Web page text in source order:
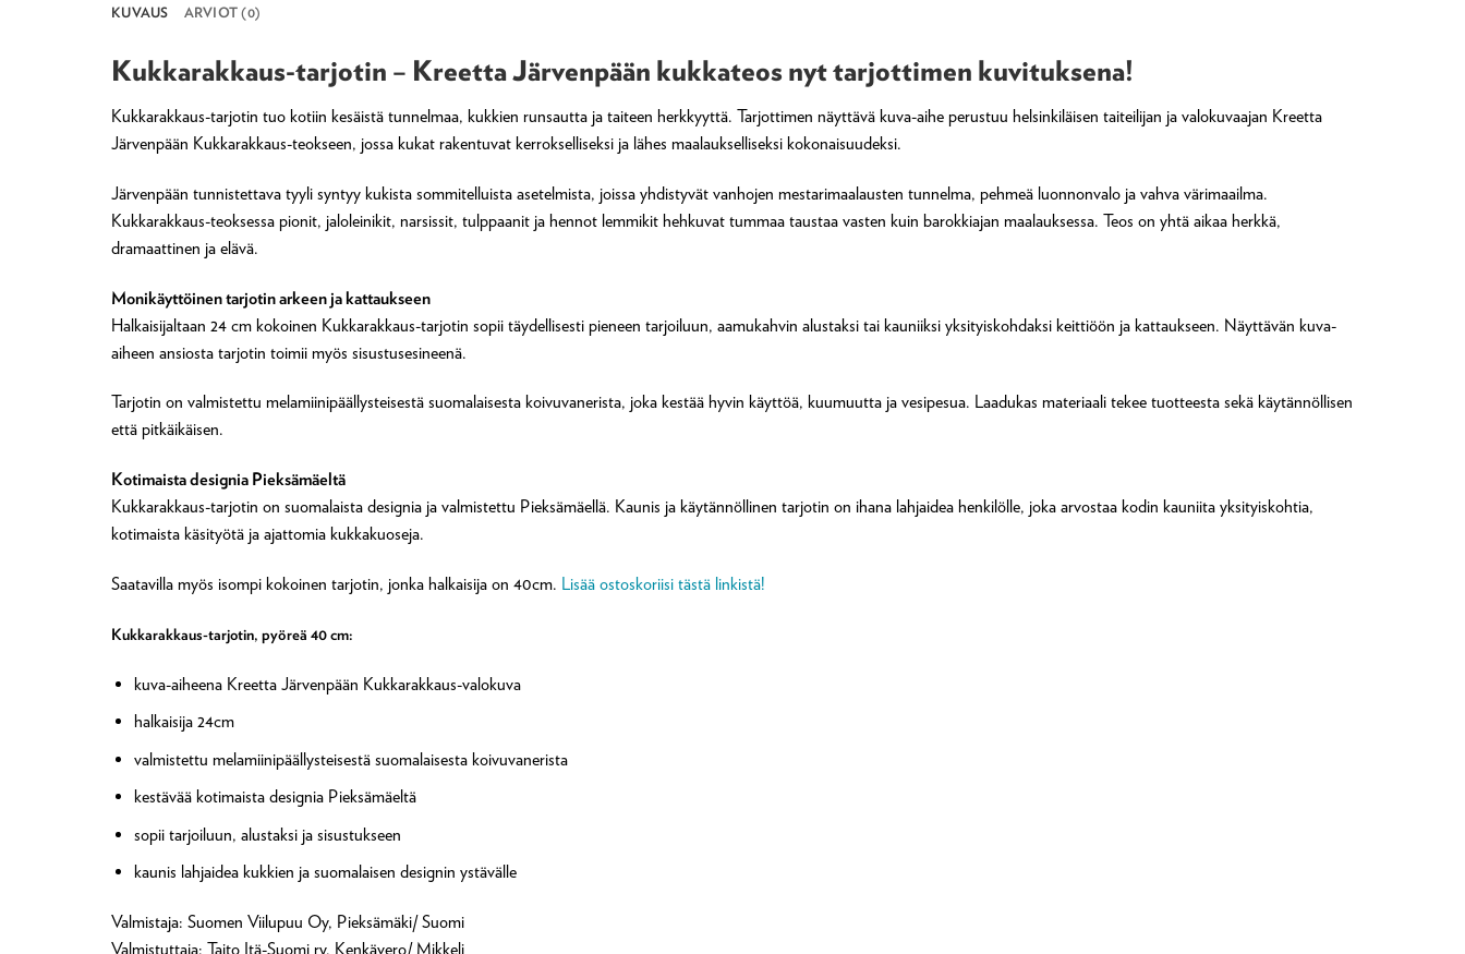
KUVAUS ARVIOT (0)
Kukkarakkaus-tarjotin – Kreetta Järvenpään kukkateos nyt tarjottimen kuvituksena!
Kukkarakkaus-tarjotin tuo kotiin kesäistä tunnelmaa, kukkien runsautta ja taiteen herkkyyttä. Tarjottimen näyttävä kuva-aihe perustuu helsinkiläisen taiteilijan ja valokuvaajan Kreetta
Järvenpään Kukkarakkaus-teokseen, jossa kukat rakentuvat kerrokselliseksi ja lähes maalaukselliseksi kokonaisuudeksi.
Järvenpään tunnistettava tyyli syntyy kukista sommitelluista asetelmista, joissa yhdistyvät vanhojen mestarimaalausten tunnelma, pehmeä luonnonvalo ja vahva värimaailma.
Kukkarakkaus-teoksessa pionit, jaloleinikit, narsissit, tulppaanit ja hennot lemmikit hehkuvat tummaa taustaa vasten kuin barokkiajan maalauksessa. Teos on yhtä aikaa herkkä,
dramaattinen ja elävä.
Monikäyttöinen tarjotin arkeen ja kattaukseen
Halkaisijaltaan 24 cm kokoinen Kukkarakkaus-tarjotin sopii täydellisesti pieneen tarjoiluun, aamukahvin alustaksi tai kauniiksi yksityiskohdaksi keittiöön ja kattaukseen. Näyttävän kuva-
aiheen ansiosta tarjotin toimii myös sisustusesineenä.
Tarjotin on valmistettu melamiinipäällysteisestä suomalaisesta koivuvanerista, joka kestää hyvin käyttöä, kuumuutta ja vesipesua. Laadukas materiaali tekee tuotteesta sekä käytännöllisen
että pitkäikäisen.
Kotimaista designia Pieksämäeltä
Kukkarakkaus-tarjotin on suomalaista designia ja valmistettu Pieksämäellä. Kaunis ja käytännöllinen tarjotin on ihana lahjaidea henkilölle, joka arvostaa kodin kauniita yksityiskohtia,
kotimaista käsityötä ja ajattomia kukkakuoseja.
Saatavilla myös isompi kokoinen tarjotin, jonka halkaisija on 40cm. Lisää ostoskoriisi tästä linkistä!
Kukkarakkaus-tarjotin, pyöreä 40 cm:
kuva-aiheena Kreetta Järvenpään Kukkarakkaus-valokuva
halkaisija 24cm
valmistettu melamiinipäällysteisestä suomalaisesta koivuvanerista
kestävää kotimaista designia Pieksämäeltä
sopii tarjoiluun, alustaksi ja sisustukseen
kaunis lahjaidea kukkien ja suomalaisen designin ystävälle
Valmistaja: Suomen Viilupuu Oy, Pieksämäki/ Suomi
Valmistuttaja: Taito Itä-Suomi ry, Kenkävero/ Mikkeli